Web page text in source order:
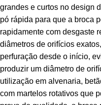
grandes e curtos no design
pó rápida para que a broca
rapidamente com desgaste
diâmetros de orifícios
perfuração desde o início,
produzir um diâmetro de
utilização em alvenaria,
com martelos rotativos que